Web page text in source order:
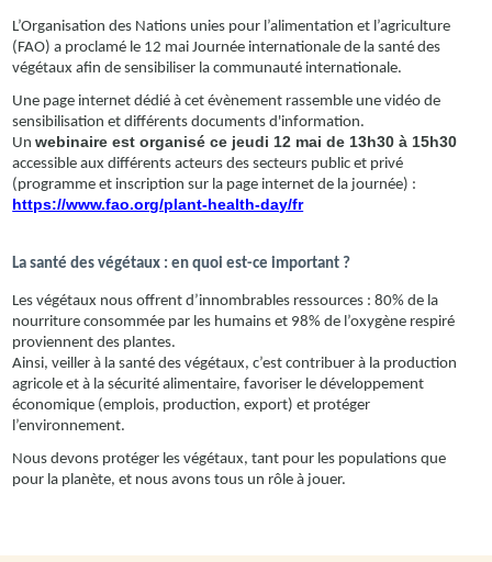
L’Organisation des Nations unies pour l’alimentation et l’agriculture
(FAO) a proclamé le 12 mai Journée internationale de la santé des
végétaux afin de sensibiliser la communauté internationale.
Une page internet dédié à cet évènement rassemble une vidéo de
sensibilisation et différents documents d'information.
Unwebinaire est organisé ce jeudi12 mai de 13h30 à 15h30
accessible aux différents acteurs des secteurs public et privé
(programme et inscription sur la page internet de la journée) :
https://www.fao.org/plant-health-day/fr
La santé des végétaux : en quoi est-ce important ?
Les végétaux nous offrent d’innombrables ressources : 80% de la
nourriture consommée par les humains et 98% de l’oxygène respiré
proviennent des plantes.
Ainsi, veiller à la santé des végétaux, c’est contribuer à la production
agricole et à la sécurité alimentaire, favoriser le développement
économique (emplois, production, export) et protéger
l’environnement.
Nous devons protéger les végétaux, tant pour les populations que
pour la planète, et nous avons tous un rôle à jouer.